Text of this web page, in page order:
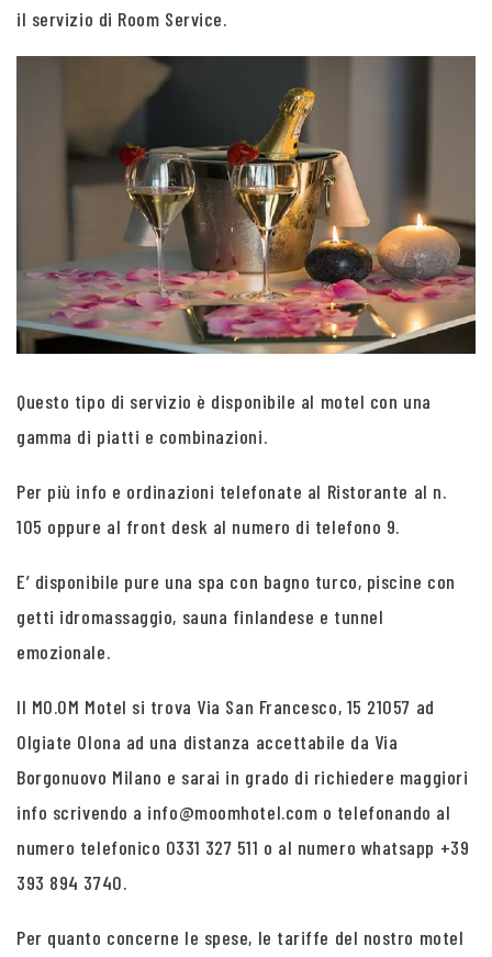
il servizio di Room Service.
Questo tipo di servizio è disponibile al motel con una
gamma di piatti e combinazioni.
Per più info e ordinazioni telefonate al Ristorante al n.
105 oppure al front desk al numero di telefono 9.
E’ disponibile pure una spa con bagno turco, piscine con
getti idromassaggio, sauna finlandese e tunnel
emozionale.
Il MO.OM Motel si trova Via San Francesco, 15 21057 ad
Olgiate Olona ad una distanza accettabile da Via
Borgonuovo Milano e sarai in grado di richiedere maggiori
info scrivendo a info@moomhotel.com o telefonando al
numero telefonico 0331 327 511 o al numero whatsapp +39
393 894 3740.
Per quanto concerne le spese, le tariffe del nostro motel